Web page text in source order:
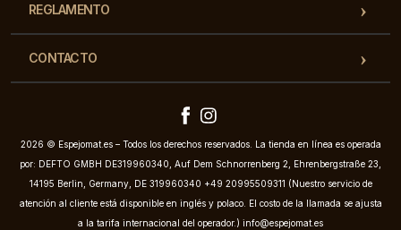
REGLAMENTO
CONTACTO
2026 © Espejomat.es – Todos los derechos reservados. La tienda en línea es operada
por: DEFTO GMBH DE319960340, Auf Dem Schnorrenberg 2, Ehrenbergstraße 23,
14195 Berlin, Germany, DE 319960340 +49 20995509311 (Nuestro servicio de
atención al cliente está disponible en inglés y polaco. El costo de la llamada se ajusta
a la tarifa internacional del operador.) info@espejomat.es